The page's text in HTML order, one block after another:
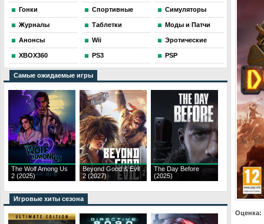
Гонки Спортивные Симуляторы
Журналы Таблетки Моды и Патчи
Анонсы Wii Эротические
XBOX360 PS3 PSP
Самые ожидаемые игры
The Wolf Among Us
2 (2025)
Beyond Good & Evil
2 (2027)
The Day Before
(2025)
Игровые хиты сезона
Оценка: